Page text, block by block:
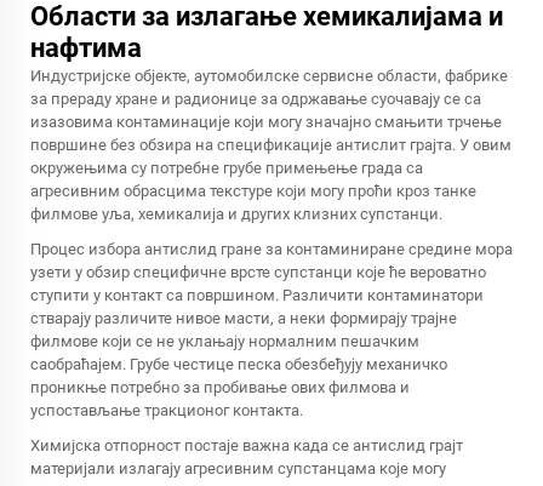
Области за излагање хемикалијама и
нафтима
Индустријске објекте, аутомобилске сервисне области, фабрике
за прераду хране и радионице за одржавање суочавају се са
изазовима контаминације који могу значајно смањити трчење
површине без обзира на спецификације антислит грајта. У овим
окружењима су потребне грубе примењење града са
агресивним обрасцима текстуре који могу проћи кроз танке
филмове уља, хемикалија и других клизних супстанци.
Процес избора антислид гране за контаминиране средине мора
узети у обзир специфичне врсте супстанци које ће вероватно
ступити у контакт са површином. Различити контаминатори
стварају различите нивое масти, а неки формирају трајне
филмове који се не уклањају нормалним пешачким
саобраћајем. Грубе честице песка обезбеђују механичко
проникње потребно за пробивање ових филмова и
успостављање тракционог контакта.
Химијска отпорност постаје важна када се антислид грајт
материјали излагају агресивним супстанцама које могу